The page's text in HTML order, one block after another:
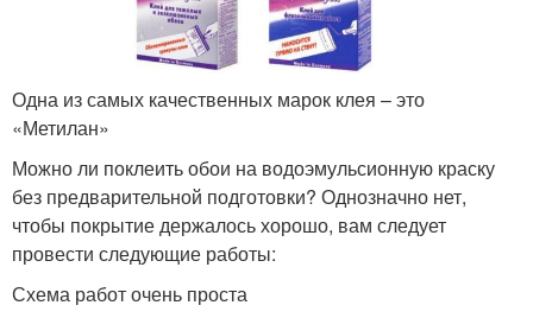
Одна из самых качественных марок клея – это
«Метилан»
Можно ли поклеить обои на водоэмульсионную краску
без предварительной подготовки? Однозначно нет,
чтобы покрытие держалось хорошо, вам следует
провести следующие работы:
Схема работ очень проста